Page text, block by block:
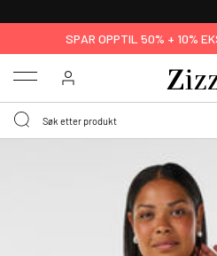
SPAR OPPTIL 50% + 10%
Menu